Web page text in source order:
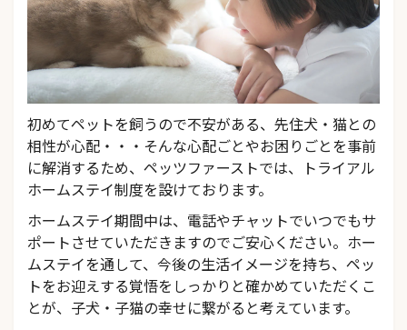
初めてペットを飼うので不安がある、先住犬・猫との
相性が心配・・・そんな心配ごとやお困りごとを事前
に解消するため、ペッツファーストでは、トライアル
ホームステイ制度を設けております。
ホームステイ期間中は、電話やチャットでいつでもサ
ポートさせていただきますのでご安心ください。ホー
ムステイを通して、今後の生活イメージを持ち、ペッ
トをお迎えする覚悟をしっかりと確かめていただくこ
とが、子犬・子猫の幸せに繋がると考えています。